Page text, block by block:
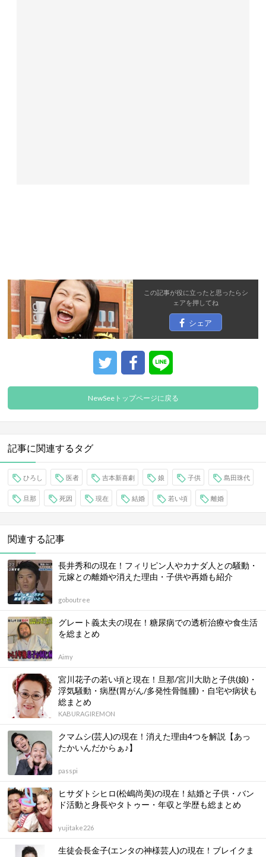
この記事が役に立ったと思ったらシ
ェアを押してね
シェア
NewSeeトップページに戻る
記事に関連するタグ
ひろし 医者 吉本新喜劇 娘 子供 島田珠代
旦那 死因 現在 結婚 若い頃 離婚
関連する記事
長井秀和の現在！フィリピン人やカナダ人との騒動・
元嫁との離婚や消えた理由・子供や再婚も紹介
goboutree
グレート義太夫の現在！糖尿病での透析治療や食生活
を総まとめ
Aimy
宮川花子の若い頃と現在！旦那/宮川大助と子供(娘)・
浮気騒動・病歴(胃がん/多発性骨髄腫)・自宅や病状も
総まとめ
KABURAGIREMON
クマムシ(芸人)の現在！消えた理由4つを解説【あっ
たかいんだからぁ♪】
passpi
ヒサダトシヒロ(松嶋尚美)の現在！結婚と子供・バン
ド活動と身長やタトゥー・年収と学歴も総まとめ
yujitake226
生徒会長金子(エンタの神様芸人)の現在！ブレイクま